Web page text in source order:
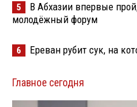
5
В Абхазии впервые
молодёжный форум
6 Ереван рубит сук, на
Главное сегодня